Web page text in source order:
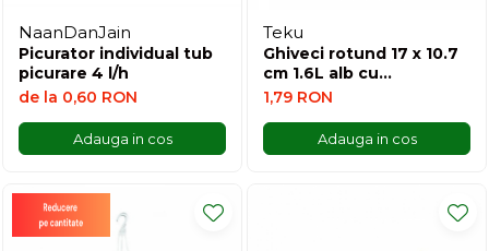
NaanDanJain
Picurator individual tub
picurare 4 l/h
de la 0,60 RON
Adauga in cos
Teku
Ghiveci rotund 17 x 10.7
cm 1.6L alb cu
agatatoare
1,79 RON
Adauga in cos